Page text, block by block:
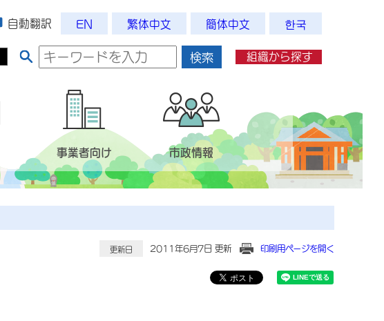
自動翻訳 EN 繁体中文 簡体中文 한국
検索 組織から探す
事業者向け 市政情報
更新日 2011年6月7日 更新 印刷用ページを開く